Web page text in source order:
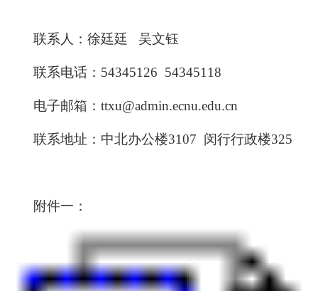
联系人：徐廷廷 吴文钰
联系电话： 54345126 54345118
电子邮箱：ttxu@admin.ecnu.edu.cn
联系地址：中北办公楼3107 闵行行政楼325
附件一：